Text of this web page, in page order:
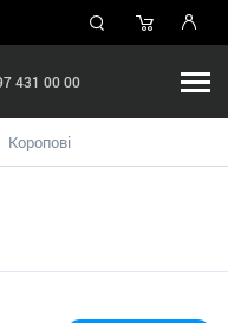
431 00 00
Коропові